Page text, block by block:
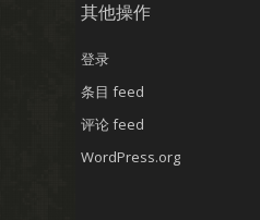
其他操作
登录
条目 feed
评论 feed
WordPress.org